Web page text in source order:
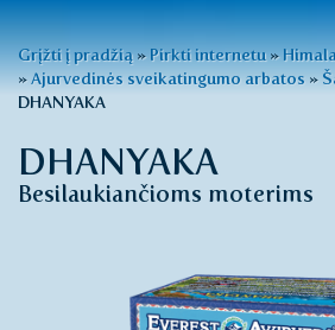
Jūs
esate
Grįžti į pradžią »Pirkti internetu »
» Ajurvedinės sveikatingumo arbatos »
DHANYAKA
DHANYAKA
Besilaukiančioms moterims